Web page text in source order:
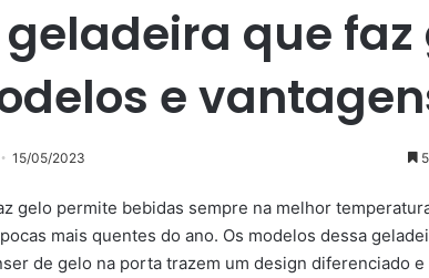
que faz
e
15/05/2023
gelo permite bebidas sempre na melhor
mais quentes do ano. Os modelos dessa
de gelo na porta trazem um design diferenciado